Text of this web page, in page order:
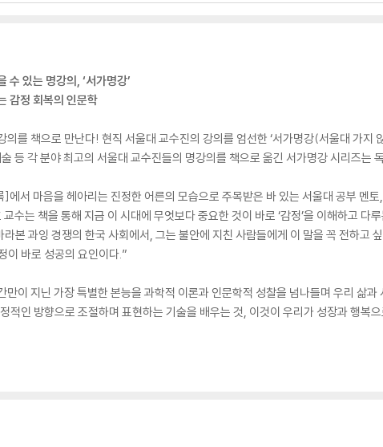
수 있는 명강의, ‘서가명강’
감정 회복의 인문학
의를 책으로 만난다! 현직 서울대 교수진의 강의를 엄선한 ‘서가명강(서울대 가지
등 각 분야 최고의 서울대 교수진들의 명강의를 책으로 옮긴 서가명강 시리즈는
서 마음을 헤아리는 진정한 어른의 모습으로 주목받은 바 있는 서울대 공부 멘
교수는 책을 통해 지금 이 시대에 무엇보다 중요한 것이 바로 ‘감정’을 이해하고
본 과잉 경쟁의 한국 사회에서, 그는 불안에 지친 사람들에게 이 말을 꼭 전하고
이 바로 성공의 요인이다.”
만이 지닌 가장 특별한 본능을 과학적 이론과 인문학적 성찰을 넘나들며 우리 삶
적인 방향으로 조절하며 표현하는 기술을 배우는 것, 이것이 우리가 성장과 행복